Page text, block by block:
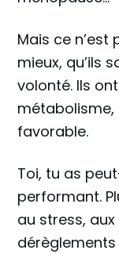
Mais ce
mieux, qu’ils
volonté. Ils
métabolisme,
favorable.
Toi, tu as
performant.
au stress,